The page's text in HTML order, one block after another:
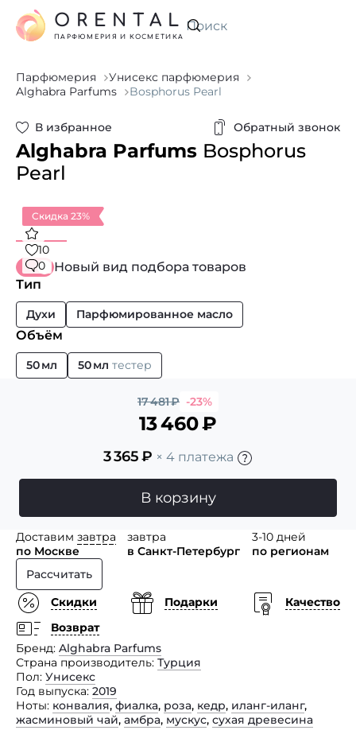
Искать
ORENTAL
ПАРФЮМЕРИЯ И КОСМЕТИКА
Парфюмерия
Унисекс парфюмерия
Alghabra Parfums
Bosphorus Pearl
В избранное Обратный звонок
Alghabra Parfums Bosphorus
Pearl
Скидка 23%
10
0
Новый вид подбора товаров
Тип
Духи Парфюмированное масло
Объём
50 мл 50 мл тестер
17 481₽ -23%
13 460₽
3 365₽ × 4 платежа
В корзину
Доставим завтра
по Москве
завтра
в Санкт-Петербург
3-10 дней
по регионам
Рассчитать
Скидки
Подарки
Качество
Возврат
Бренд Alghabra Parfums
Страна производитель Турция
Пол Унисекс
Год выпуска 2019
Ноты конвалия, фиалка, роза, кедр, иланг-иланг,
жасминовый чай, амбра, мускус, сухая древесина